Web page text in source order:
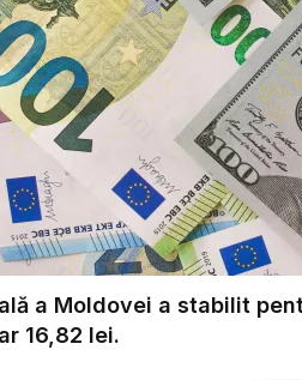
a Moldovei a stabilit
16,82 lei.